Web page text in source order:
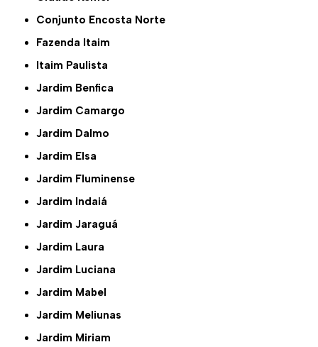
Conjunto Encosta Norte
Fazenda Itaim
Itaim Paulista
Jardim Benfica
Jardim Camargo
Jardim Dalmo
Jardim Elsa
Jardim Fluminense
Jardim Indaiá
Jardim Jaraguá
Jardim Laura
Jardim Luciana
Jardim Mabel
Jardim Meliunas
Jardim Miriam